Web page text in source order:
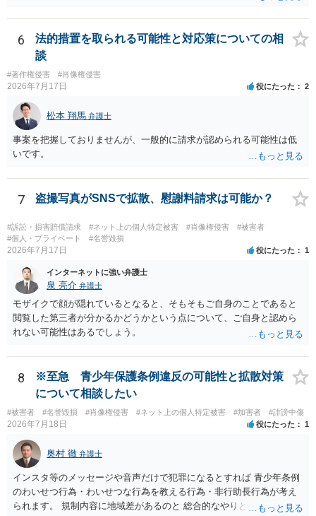
です。低解像度化や透かしだけでは十分とは限らず、事前同意を取得
する、第三者が識別できない程度に加工する、又は本人のアカウント
内だけで表示する方法を検討すべきです。 なりすまし購入・転売が行
われた場合、御社の責任が当然に生じるわけではありません。しか
し、自己申告だけで購入でき、自社が照合不一致を検出しても販売を
止めていない現行の運用では、予測可能な不正への対策を怠ったとし
て、撮影された本人に対する損害賠償責任が認められる可能性があり
ます。 検討中の対策は、いずれも過剰ではなく、必要な方向性です。
ただし、それだけで十分とはいえません。ゲスト購入の廃止は購入者
の追跡には役立ちますが、その人が被写体本人であることまでは確認
できません。照合不一致時の販売保留・手動レビューは特に重要で
す。セッションの遡及作成は、検知するだけでなく、原則として販売
保留又は追加確認の対象とすべきです。フォレンジック透かしは転売
者の特定や抑止には有効ですが、不正購入や同意前の公開自体を防ぐ
方法、無認証プレビューの廃止、申出時の即時非公開化、未購入映像
の保存期間などを整備する必要があります。実際の画面、照合ロジッ
のリーガルチェックを受けるのがよいでしょう。
6
法的措置を取られる可能性と対応策についての相
談
#著作権侵害 #肖像権侵害
2026年7月17日 役にたった 2
松本 翔馬 弁護士
事案を把握しておりませんが、一般的に請求が認められる可能性は低
いです。
7 盗撮写真がSNSで拡散、慰謝料請求は可能か？
#訴訟・損害賠償請求 #ネット上の個人特定被害 #肖像権侵害
#被害者
#個人・プライベート
#名誉毀損
2026年7月17日 役にたった 1
インターネットに強い弁護士
泉 亮介 弁護士
モザイクで顔が隠れているとなると、そもそもご自身のことであると
閲覧した第三者が分かるかどうかという点について、ご自身と認めら
れない可能性はあるでしょう。
8
※至急 青少年保護条例違反の可能性と拡散対策
について相談したい
#被害者 #名誉毀損 #肖像権侵害 #ネット上の個人特定被害 #加害者 #誹謗中傷
2026年7月18日 役にたった 1
奥村 徹 弁護士
インスタ等のメッセージや音声だけで犯罪になるとすれば 青少年条例
のわいせつ行為・わいせつな行為を教える行為・非行助長行為が考え
られます。 規制内容に地域差があるのと 総合的なやりとりの内容で判